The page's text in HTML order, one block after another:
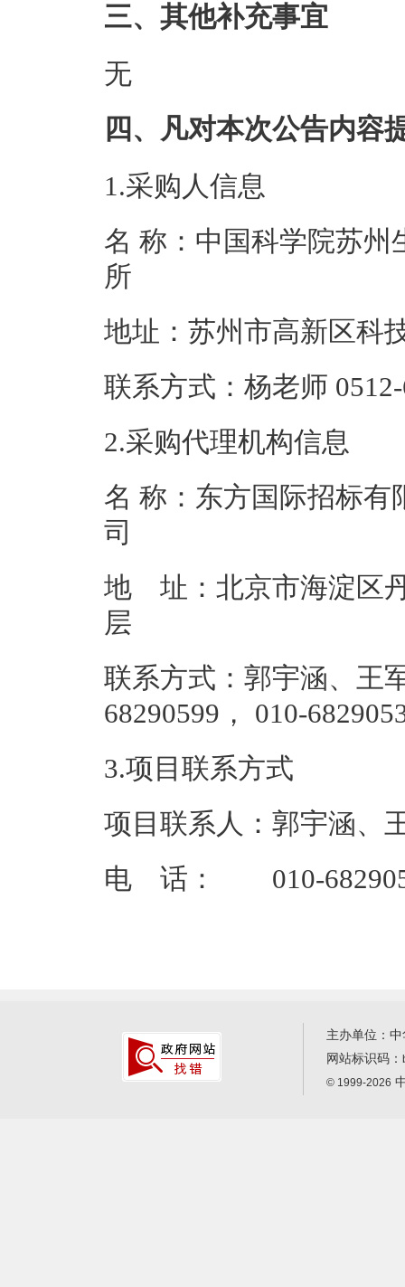
三、其他补充事宜
无
四、凡对本次公告内容
1.采购人信息
名 称：中国科学院苏州
所
地址：苏州市高
联系方式：杨老
2.采购代理机构信息
名 称：东方国际招标有
地 址：北京市海淀区
联系方式：郭宇涵、王
68290599
3.项目联系方式
项目联系人：郭宇涵、
电 话： 010-
主办单位：
网站标识码：
© 1999-2026